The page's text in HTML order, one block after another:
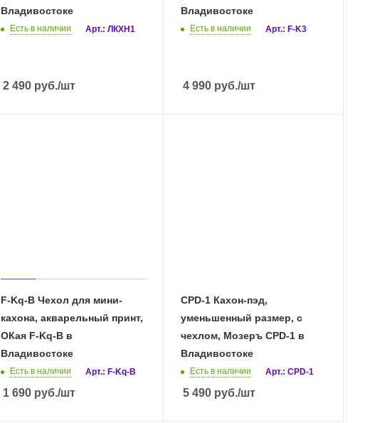
Владивостоке
Есть в наличии Арт.: ЛКХН1
2 490 руб./шт
Владивостоке
Есть в наличии Арт.: F-K3
4 990 руб./шт
F-Kq-B Чехол для мини-
кахона, акварельный принт,
ОКая F-Kq-B в
Владивостоке
Есть в наличии Арт.: F-Kq-B
1 690 руб./шт
CPD-1 Кахон-пэд,
уменьшенный размер, с
чехлом, Мозеръ CPD-1 в
Владивостоке
Есть в наличии Арт.: CPD-1
5 490 руб./шт